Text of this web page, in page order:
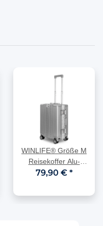
WINLIFE® Größe M
Reisekoffer Alu-
Rahmen mit ABS &
79,90 € *